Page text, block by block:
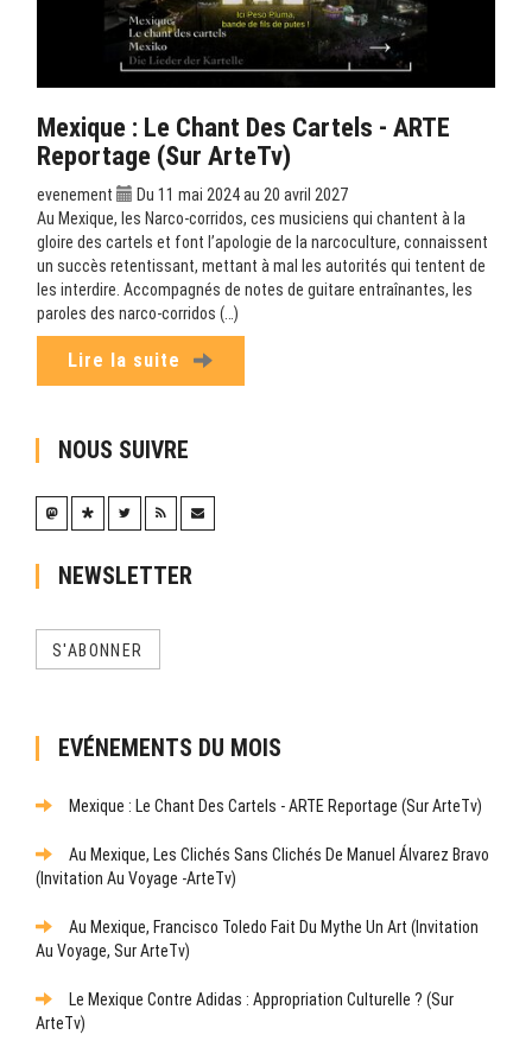
Mexique : Le Chant Des Cartels - ARTE
Reportage (sur ArteTv)
evenement
Du 11 mai 2024 au 20 avril 2027
Au Mexique, les Narco-corridos, ces musiciens qui chantent à la
gloire des cartels et font l’apologie de la narcoculture, connaissent
un succès retentissant, mettant à mal les autorités qui tentent de
les interdire. Accompagnés de notes de guitare entraînantes, les
paroles des narco-corridos (…)
Lire la suite
NOUS SUIVRE
NEWSLETTER
S'ABONNER
EVÉNEMENTS DU MOIS
Mexique : Le Chant Des Cartels - ARTE Reportage (sur ArteTv)
Au Mexique, Les Clichés Sans Clichés De Manuel Álvarez Bravo
(Invitation Au Voyage -ArteTv)
Au Mexique, Francisco Toledo Fait Du Mythe Un Art (Invitation
Au Voyage, Sur ArteTv)
Le Mexique Contre Adidas : Appropriation Culturelle ? (sur
ArteTv)